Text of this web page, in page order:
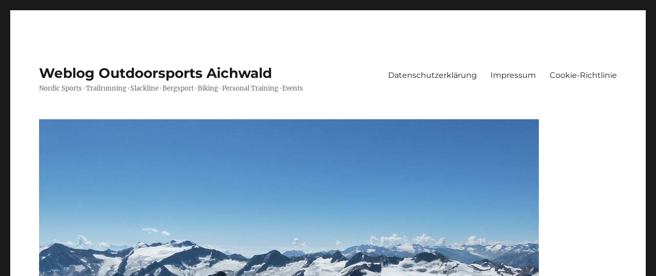
Weblog Outdoorsports Aichwald
Nordic Sports · Trailrunning · Slackline · Bergsport · Biking · Personal Training · Events
Datenschutzerklärung Impressum Cookie-Richtlinie